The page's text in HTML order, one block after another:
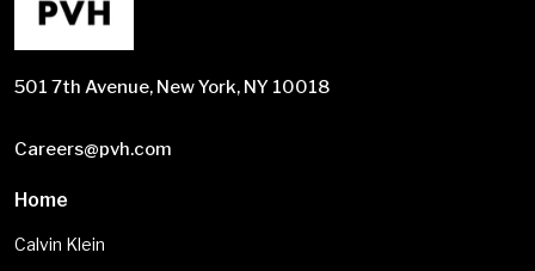
501 7th Avenue, New York, NY 10018
Careers@pvh.com
Home
Calvin Klein